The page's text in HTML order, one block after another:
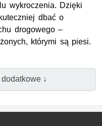
wykroczenia. Dzięki
dbać o
drogowego –
którymi są piesi.
↓